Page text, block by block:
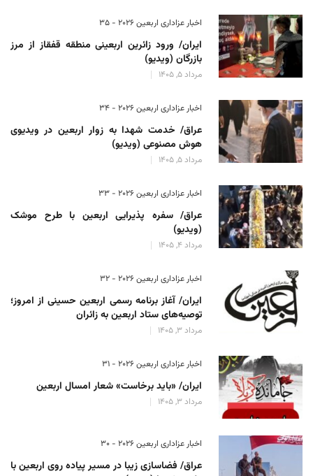
اخبار عزاداری اربعین ۲۰۲۶ - 35
ایران/ ورود زائرین اربعینی منطقه قفقاز از مرز
بازرگان (ویدیو)
مرداد 5, 1405
اخبار عزاداری اربعین ۲۰۲۶ - 34
عراق/ خدمت شهدا به زوار اربعین در ویدیوی
هوش مصنوعی (ویدیو)
مرداد 5, 1405
اخبار عزاداری اربعین ۲۰۲۶ - 33
عراق/ سفره پذیرایی اربعین با طرح موشک
(ویدیو)
مرداد 4, 1405
اخبار عزاداری اربعین ۲۰۲۶ - 32
ایران/ آغاز برنامه رسمی اربعین حسینی از امروز؛
توصیه‌های ستاد اربعین به زائران
مرداد 3, 1405
اخبار عزاداری اربعین ۲۰۲۶ - 31
ایران/ «باید برخاست» شعار امسال اربعین
مرداد 3, 1405
اخبار عزاداری اربعین ۲۰۲۶ - 30
عراق/ فضاسازی زیبا در مسیر پیاده روی اربعین با